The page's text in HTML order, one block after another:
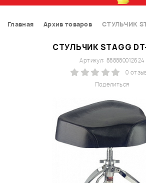
Главная Архив товаров СТУЛЬЧИК
СТУЛЬЧИК STAGG
Поделиться
Артикул: 888880012624
0